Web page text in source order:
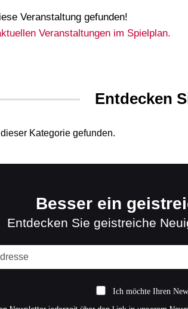
Veranstaltung gefunden!
Veranstaltungen im Spielplan.
Entdecken
Kategorie gefunden.
Besser ein
Entdecken Sie geistreiche
Ich möchte Ihren